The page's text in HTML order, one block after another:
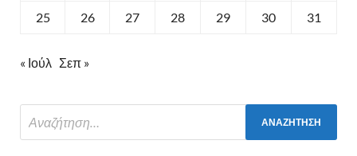
25 26 27 28 29 30 31
« Ιούλ Σεπ »